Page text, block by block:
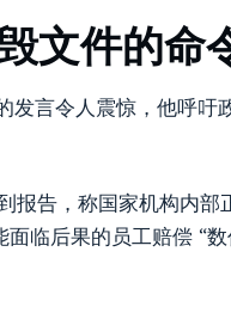
文件的命
言令人震惊，他呼吁
报告，称国家机构内部
临后果的员工赔偿 “数